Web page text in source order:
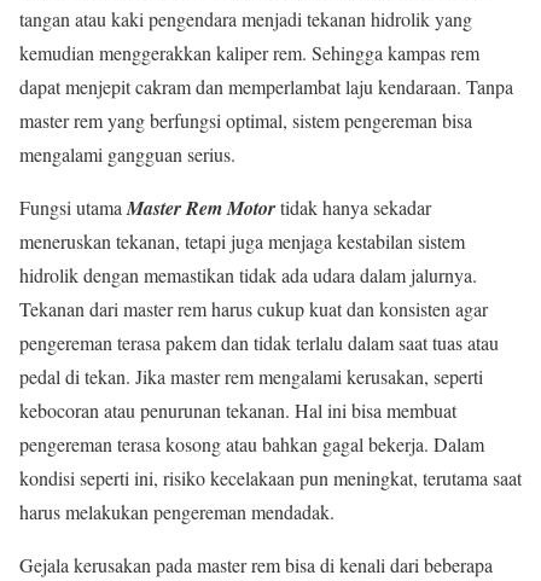
tangan atau kaki pengendara menjadi tekanan hidrolik yang
kemudian menggerakkan kaliper rem. Sehingga kampas rem
dapat menjepit cakram dan memperlambat laju kendaraan. Tanpa
master rem yang berfungsi optimal, sistem pengereman bisa
mengalami gangguan serius.
Fungsi utamaMaster Rem Motortidak hanya sekadar
meneruskan tekanan, tetapi juga menjaga kestabilan sistem
hidrolik dengan memastikan tidak ada udara dalam jalurnya.
Tekanan dari master rem harus cukup kuat dan konsisten agar
pengereman terasa pakem dan tidak terlalu dalam saat tuas atau
pedal di tekan. Jika master rem mengalami kerusakan, seperti
kebocoran atau penurunan tekanan. Hal ini bisa membuat
pengereman terasa kosong atau bahkan gagal bekerja. Dalam
kondisi seperti ini, risiko kecelakaan pun meningkat, terutama saat
harus melakukan pengereman mendadak.
Gejala kerusakan pada master rem bisa di kenali dari beberapa